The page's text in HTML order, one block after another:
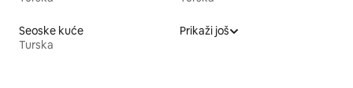
Seoske kuće
Turska
Prikaži još